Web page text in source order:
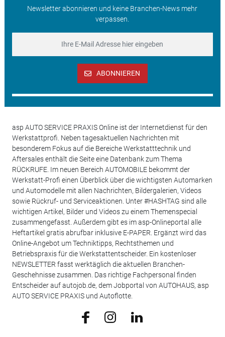
Newsletter abonnieren und keine Branchen-News mehr
verpassen.
ABONNIEREN
asp AUTO SERVICE PRAXIS Online ist der Internetdienst für den
Werkstattprofi. Neben tagesaktuellen Nachrichten mit
besonderem Fokus auf die Bereiche Werkstatttechnik und
Aftersales enthält die Seite eine Datenbank zum Thema
RÜCKRUFE. Im neuen Bereich AUTOMOBILE bekommt der
Werkstatt-Profi einen Überblick über die wichtigsten Automarken
und Automodelle mit allen Nachrichten, Bildergalerien, Videos
sowie Rückruf- und Serviceaktionen. Unter #HASHTAG sind alle
wichtigen Artikel, Bilder und Videos zu einem Themenspecial
zusammengefasst. Außerdem gibt es im asp-Onlineportal alle
Heftartikel gratis abrufbar inklusive E-PAPER. Ergänzt wird das
Online-Angebot um Techniktipps, Rechtsthemen und
Betriebspraxis für die Werkstattentscheider. Ein kostenloser
NEWSLETTER fasst werktäglich die aktuellen Branchen-
Geschehnisse zusammen. Das richtige Fachpersonal finden
Entscheider auf autojob.de, dem Jobportal von AUTOHAUS, asp
AUTO SERVICE PRAXIS und Autoflotte.